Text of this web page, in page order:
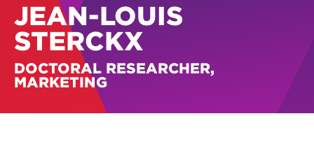
JEAN-LOUIS
STERCKX
DOCTORAL RESEARCHER,
MARKETING